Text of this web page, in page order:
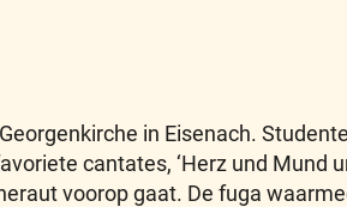
in Eisenach.
cantates, ‘Herz und Mund
voorop gaat. De fuga